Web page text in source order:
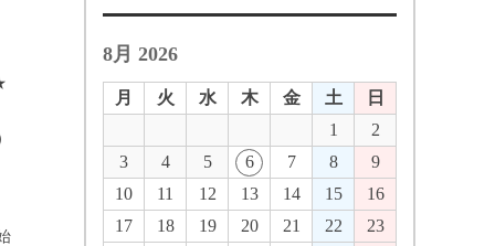
8月 2026
月 火 水 木 金 土
日
1
2
3
4 5 6 7 8
9
10
11 12 13 14 15
16
17
18 19 20 21 22
23